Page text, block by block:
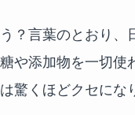
？言葉のとおり
や添加物を一切
驚くほどクセにな